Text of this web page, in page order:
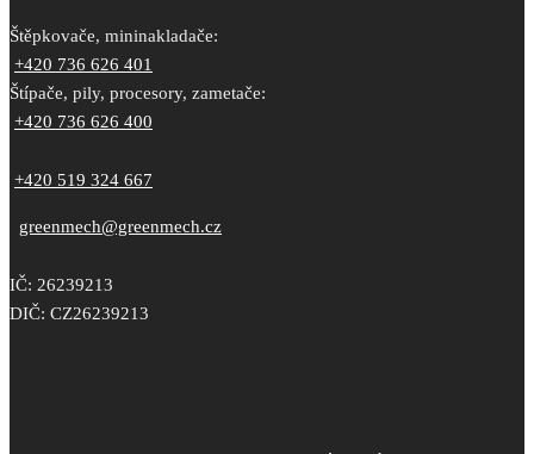
Štěpkovače, mininakladače:
+420 736 626 401
Štípače, pily, procesory, zametače:
+420 736 626 400
+420 519 324 667
greenmech@greenmech.cz
IČ: 26239213
DIČ: CZ26239213